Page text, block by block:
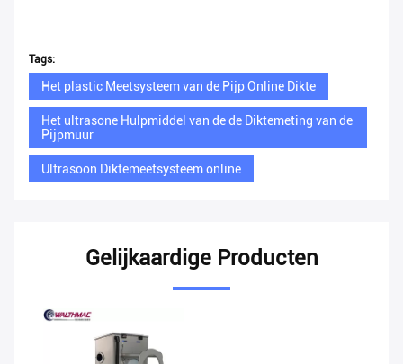
Tags:
Het plastic Meetsysteem van de Pijp Online Dikte
Het ultrasone Hulpmiddel van de de Diktemeting van de
Pijpmuur
Ultrasoon Diktemeetsysteem online
Gelijkaardige Producten